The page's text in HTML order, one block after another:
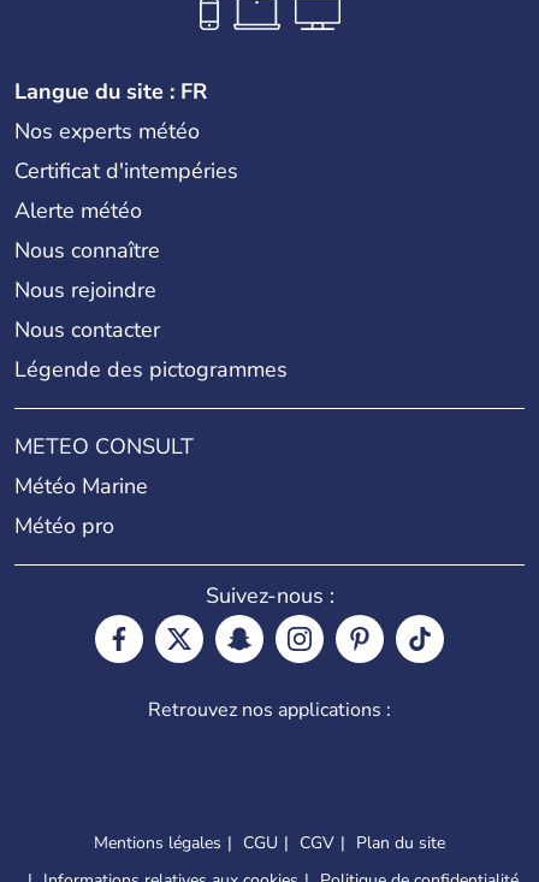
Langue du site : FR
Nos experts météo
Certificat d'intempéries
Alerte météo
Nous connaître
Nous rejoindre
Nous contacter
Légende des pictogrammes
METEO CONSULT
Météo Marine
Météo pro
Suivez-nous :
Retrouvez nos applications :
Mentions légales CGU CGV
Plan du site